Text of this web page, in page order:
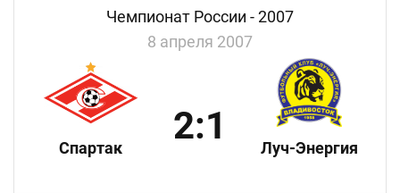
Чемпионат России - 2007
8 апреля 2007
Спартак
2:1
Луч-Энергия